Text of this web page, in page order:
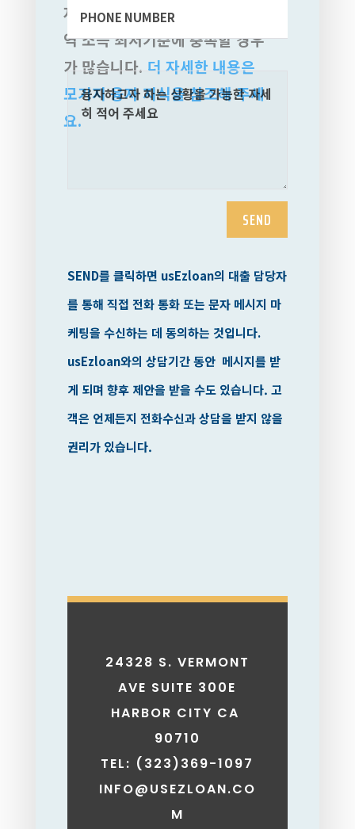
자는최초 주택구매자
역소득최저기준에충족할경우
가 많습니다. 더 자세한 내용은
모기지융자 지식을참조해주세
요.
SEND
SEND를 클릭하면 usEzloan의 대출 담당자
를 통해 직접 전화 통화 또는 문자 메시지 마
케팅을 수신하는 데 동의하는 것입니다.
usEzloan와의 상담기간 동안 메시지를 받
게 되며 향후 제안을 받을 수도 있습니다. 고
객은 언제든지 전화수신과 상담을 받지 않을
권리가 있습니다.
24328 S. VERMONT
AVE SUITE 300E
HARBOR CITY CA
90710
TEL: (323)369-1097
INFO@USEZLOAN.CO
M